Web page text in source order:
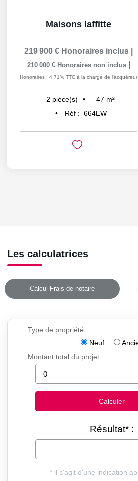
Maisons laffitte
219 900 € Honoraires inclus
210 000 € Honoraires non inclus
Honoraires : 4,71% TTC à la charge de l'acquéreur
2 pièce(s) 47 m²
Réf : 664EW
Les calculatrices
Calcul Frais de notaire